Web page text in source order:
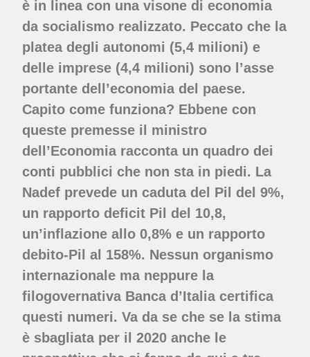
è in linea con una visone di economia
da socialismo realizzato. Peccato che la
platea degli autonomi (5,4 milioni) e
delle imprese (4,4 milioni) sono l’asse
portante dell’economia del paese.
Capito come funziona? Ebbene con
queste premesse il ministro
dell’Economia racconta un quadro dei
conti pubblici che non sta in piedi. La
Nadef prevede un caduta del Pil del 9%,
un rapporto deficit Pil del 10,8,
un’inflazione allo 0,8% e un rapporto
debito-Pil al 158%. Nessun organismo
internazionale ma neppure la
filogovernativa Banca d’Italia certifica
questi numeri. Va da se che se la stima
è sbagliata per il 2020 anche le